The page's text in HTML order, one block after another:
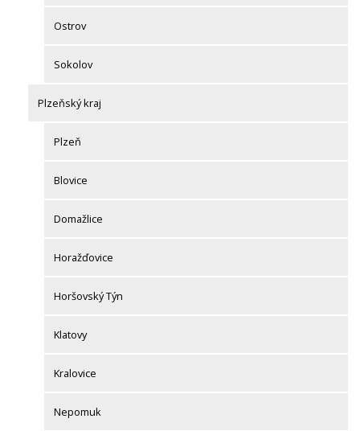
Ostrov
Sokolov
Plzeňský kraj
Plzeň
Blovice
Domažlice
Horažďovice
Horšovský Týn
Klatovy
Kralovice
Nepomuk